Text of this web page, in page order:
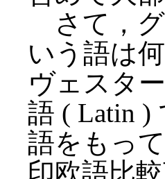
さて，グ
いう語は
ヴェスタ
語 ( Latin )
語をもっ
印欧語比